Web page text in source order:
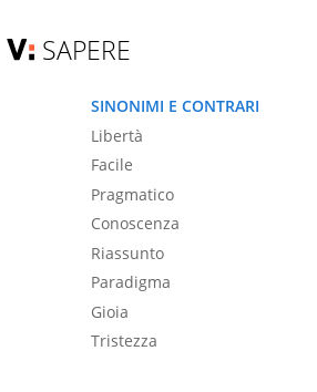
SAPERE
SINONIMI E CONTRARI
Libertà
Facile
Pragmatico
Conoscenza
Riassunto
Paradigma
Gioia
Tristezza